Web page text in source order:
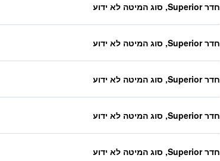
חדר Superior, סוג המיטה לא ידוע
חדר Superior, סוג המיטה לא ידוע
חדר Superior, סוג המיטה לא ידוע
חדר Superior, סוג המיטה לא ידוע
חדר Superior, סוג המיטה לא ידוע